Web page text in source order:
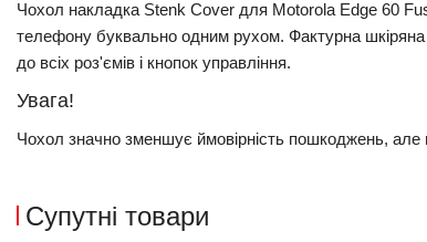
Чохол накладка Stenk Cover для Motorola Edge 60
телефону буквально одним рухом. Фактурна шкіряна
до всіх роз'ємів і кнопок управління.
Увага!
Чохол значно зменшує ймовірність пошкоджень, але
Супутні товари